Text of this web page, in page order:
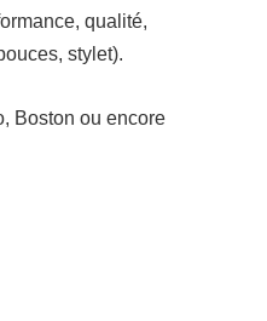
qualité,
stylet).
Boston ou encore